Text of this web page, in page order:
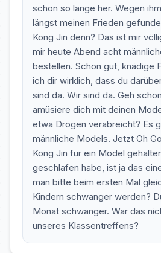
schon so lange her. Wegen
längst meinen Frieden
Kong Jin denn? Das ist mir
mir heute Abend acht
bestellen. Schon gut, knädige
ich dir wirklich, dass du
sind da. Wir sind da. Geh
amüsiere dich mit deinen
etwa Drogen verabreicht? Es
männliche Models. Jetzt Oh
Kong Jin für ein Model
geschlafen habe, ist ja das
man bitte beim ersten Mal
Kindern schwanger werden?
Monat schwanger. War das
unseres Klassentreffens?